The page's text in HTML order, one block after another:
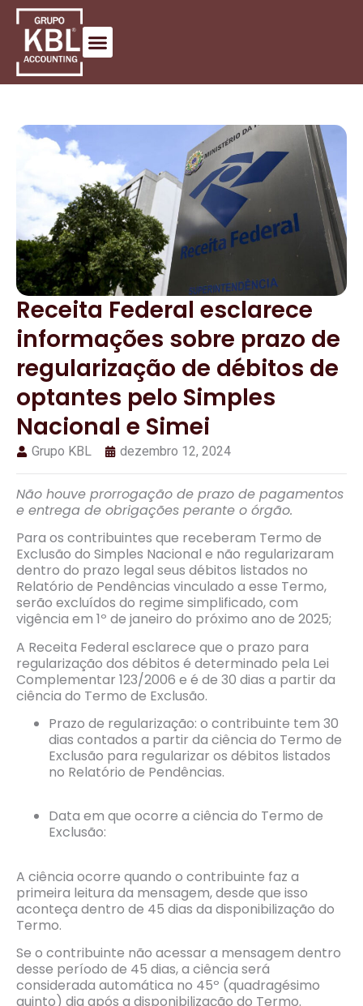
Receita Federal esclarece
informações sobre prazo de
regularização de débitos de
optantes pelo Simples
Nacional e Simei
Grupo KBL dezembro 12, 2024
Não houve prorrogação de prazo de pagamentos
e entrega de obrigações perante o órgão.
Para os contribuintes que receberam Termo de
Exclusão do Simples Nacional e não regularizaram
dentro do prazo legal seus débitos listados no
Relatório de Pendências vinculado a esse Termo,
serão excluídos do regime simplificado, com
vigência em 1º de janeiro do próximo ano de 2025;
A Receita Federal esclarece que o prazo para
regularização dos débitos é determinado pela Lei
Complementar 123/2006 e é de 30 dias a partir da
ciência do Termo de Exclusão.
Prazo de regularização: o contribuinte tem 30
dias contados a partir da ciência do Termo de
Exclusão para regularizar os débitos listados
no Relatório de Pendências.
Data em que ocorre a ciência do Termo de
Exclusão:
A ciência ocorre quando o contribuinte faz a
primeira leitura da mensagem, desde que isso
aconteça dentro de 45 dias da disponibilização do
Termo.
Se o contribuinte não acessar a mensagem dentro
desse período de 45 dias, a ciência será
considerada automática no 45º (quadragésimo
quinto) dia após a disponibilização do Termo.